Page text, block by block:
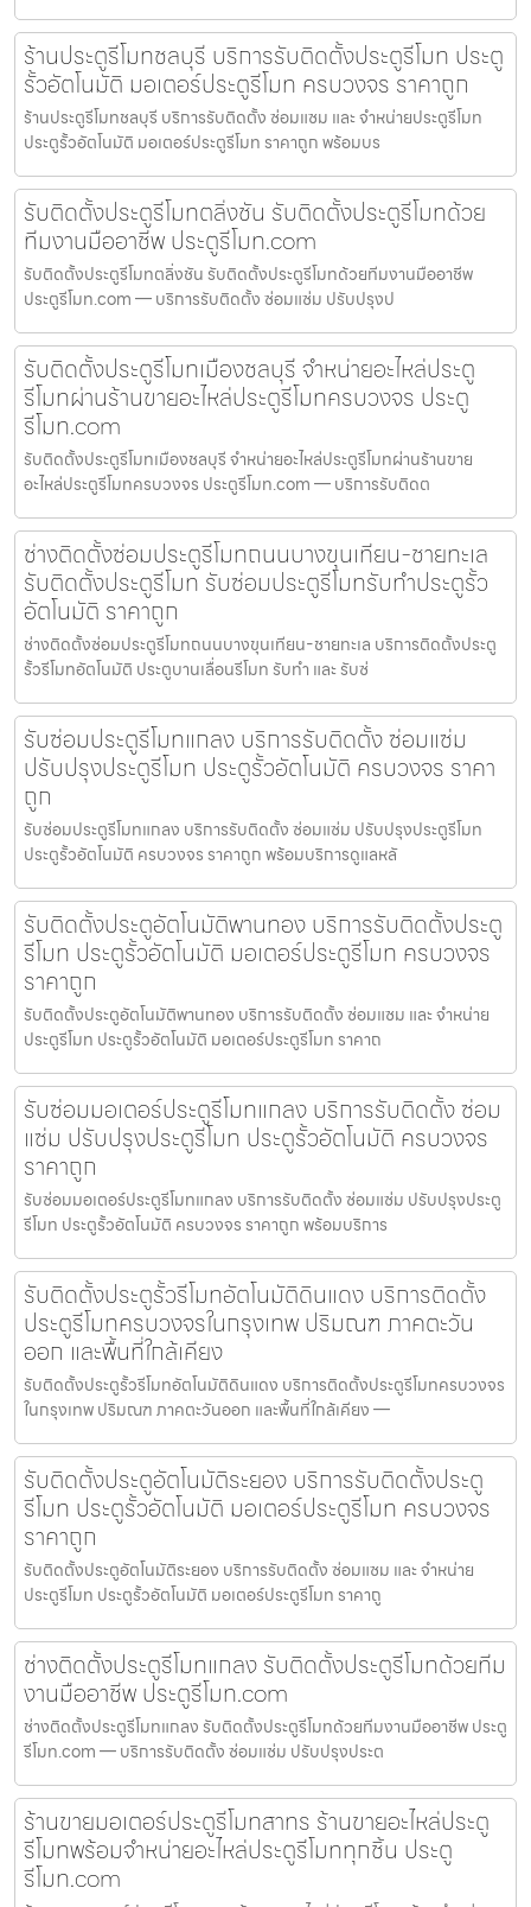
ร้านประตูรีโมทชลบุรี บริการรับติดตั้งประตูรีโมท ประตู
รั้วอัตโนมัติ มอเตอร์ประตูรีโมท ครบวงจร ราคาถูก
ร้านประตูรีโมทชลบุรี บริการรับติดตั้ง ซ่อมแซม และ จำหน่ายประตูรีโมท
ประตูรั้วอัตโนมัติ มอเตอร์ประตูรีโมท ราคาถูก พร้อมบร
รับติดตั้งประตูรีโมทตลิ่งชัน รับติดตั้งประตูรีโมทด้วย
ทีมงานมืออาชีพ ประตูรีโมท.com
รับติดตั้งประตูรีโมทตลิ่งชัน รับติดตั้งประตูรีโมทด้วยทีมงานมืออาชีพ
ประตูรีโมท.com — บริการรับติดตั้ง ซ่อมแซ่ม ปรับปรุงป
รับติดตั้งประตูรีโมทเมืองชลบุรี จำหน่ายอะไหล่ประตู
รีโมทผ่านร้านขายอะไหล่ประตูรีโมทครบวงจร ประตู
รีโมท.com
รับติดตั้งประตูรีโมทเมืองชลบุรี จำหน่ายอะไหล่ประตูรีโมทผ่านร้านขาย
อะไหล่ประตูรีโมทครบวงจร ประตูรีโมท.com — บริการรับติดต
ช่างติดตั้งซ่อมประตูรีโมทถนนบางขุนเทียน-ชายทะเล
รับติดตั้งประตูรีโมท รับซ่อมประตูรีโมทรับทำประตูรั้ว
อัตโนมัติ ราคาถูก
ช่างติดตั้งซ่อมประตูรีโมทถนนบางขุนเทียน-ชายทะเล บริการติดตั้งประตู
รั้วรีโมทอัตโนมัติ ประตูบานเลื่อนรีโมท รับทำ และ รับซ่
รับซ่อมประตูรีโมทแกลง บริการรับติดตั้ง ซ่อมแซ่ม
ปรับปรุงประตูรีโมท ประตูรั้วอัตโนมัติ ครบวงจร ราคา
ถูก
รับซ่อมประตูรีโมทแกลง บริการรับติดตั้ง ซ่อมแซ่ม ปรับปรุงประตูรีโมท
ประตูรั้วอัตโนมัติ ครบวงจร ราคาถูก พร้อมบริการดูแลหลั
รับติดตั้งประตูอัตโนมัติพานทอง บริการรับติดตั้งประตู
รีโมท ประตูรั้วอัตโนมัติ มอเตอร์ประตูรีโมท ครบวงจร
ราคาถูก
รับติดตั้งประตูอัตโนมัติพานทอง บริการรับติดตั้ง ซ่อมแซม และ จำหน่าย
ประตูรีโมท ประตูรั้วอัตโนมัติ มอเตอร์ประตูรีโมท ราคาถ
รับซ่อมมอเตอร์ประตูรีโมทแกลง บริการรับติดตั้ง ซ่อม
แซ่ม ปรับปรุงประตูรีโมท ประตูรั้วอัตโนมัติ ครบวงจร
ราคาถูก
รับซ่อมมอเตอร์ประตูรีโมทแกลง บริการรับติดตั้ง ซ่อมแซ่ม ปรับปรุงประตู
รีโมท ประตูรั้วอัตโนมัติ ครบวงจร ราคาถูก พร้อมบริการ
รับติดตั้งประตูรั้วรีโมทอัตโนมัติดินแดง บริการติดตั้ง
ประตูรีโมทครบวงจรในกรุงเทพ ปริมณฑ ภาคตะวัน
ออก และพื้นที่ใกล้เคียง
รับติดตั้งประตูรั้วรีโมทอัตโนมัติดินแดง บริการติดตั้งประตูรีโมทครบวงจร
ในกรุงเทพ ปริมณฑ ภาคตะวันออก และพื้นที่ใกล้เคียง —
รับติดตั้งประตูอัตโนมัติระยอง บริการรับติดตั้งประตู
รีโมท ประตูรั้วอัตโนมัติ มอเตอร์ประตูรีโมท ครบวงจร
ราคาถูก
รับติดตั้งประตูอัตโนมัติระยอง บริการรับติดตั้ง ซ่อมแซม และ จำหน่าย
ประตูรีโมท ประตูรั้วอัตโนมัติ มอเตอร์ประตูรีโมท ราคาถู
ช่างติดตั้งประตูรีโมทแกลง รับติดตั้งประตูรีโมทด้วยทีม
งานมืออาชีพ ประตูรีโมท.com
ช่างติดตั้งประตูรีโมทแกลง รับติดตั้งประตูรีโมทด้วยทีมงานมืออาชีพ ประตู
รีโมท.com — บริการรับติดตั้ง ซ่อมแซ่ม ปรับปรุงประต
ร้านขายมอเตอร์ประตูรีโมทสาทร ร้านขายอะไหล่ประตู
รีโมทพร้อมจำหน่ายอะไหล่ประตูรีโมททุกชิ้น ประตู
รีโมท.com